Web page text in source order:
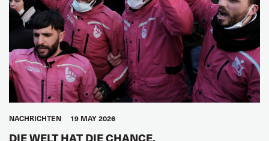
NACHRICHTEN 19 MAY 2026
DIE WELT HAT DIE CHANCE,